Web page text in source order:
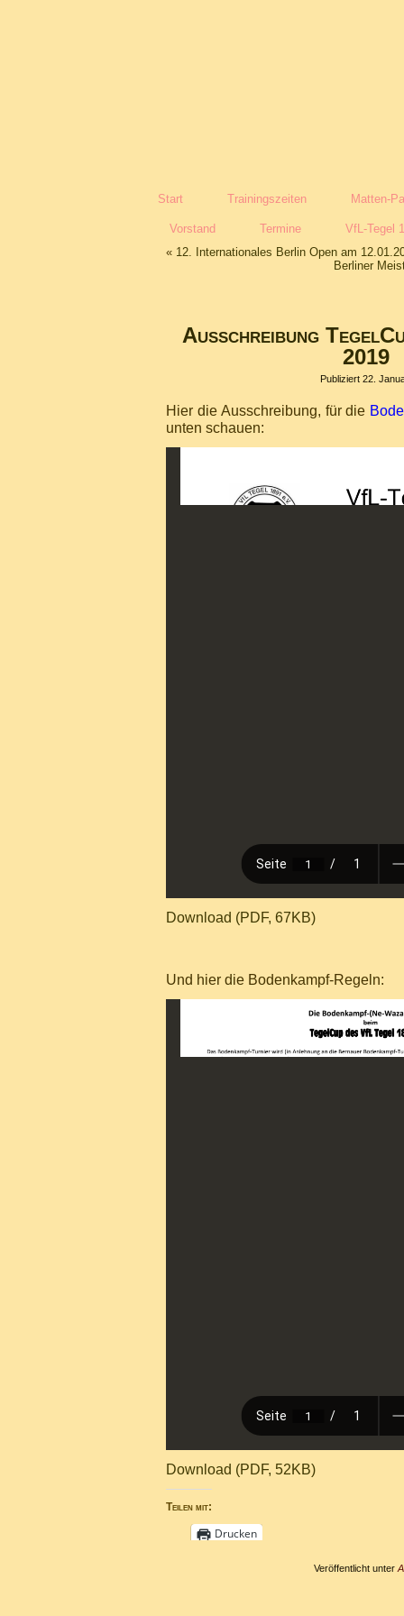
Start Trainingszeiten Matten-
Vorstand Termine
VfL-Tegel
« 12. Internationales Berlin Open am
Berliner
Ausschreibung
2019
Publiziert 22.
Hier die Ausschreibung, für die
unten schauen:
Download (PDF, 67KB)
Und hier die Bodenkampf-Regeln:
Download (PDF, 52KB)
Teilen mit:
Drucken
Veröffentlicht unter